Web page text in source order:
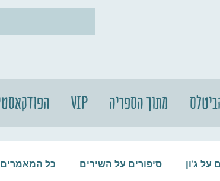
VIP מתוך הספריה
כל המאמרים סיפורים על השירים על ג'ון